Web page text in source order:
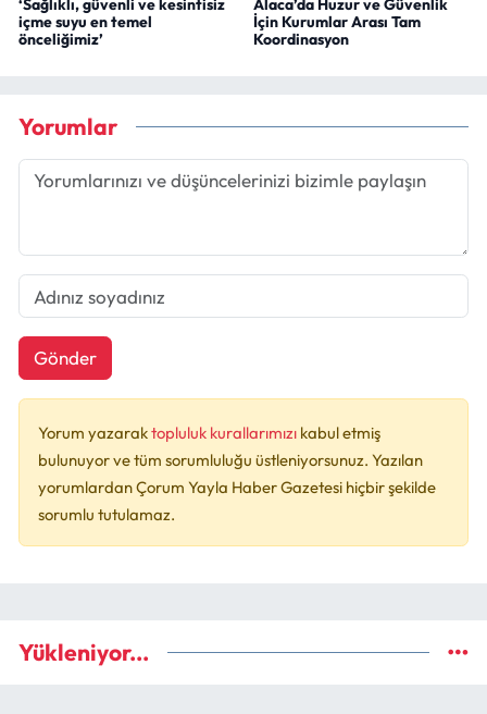
‘Sağlıklı, güvenli ve kesintisiz
içme suyu en temel
önceliğimiz’
Alaca’da Huzur ve Güvenlik
İçin Kurumlar Arası Tam
Koordinasyon
Yorumlar
Gönder
Yorum yazaraktopluluk kurallarımızı kabul etmiş
bulunuyor ve tüm sorumluluğu üstleniyorsunuz. Yazılan
yorumlardan Çorum Yayla Haber Gazetesi hiçbir şekilde
sorumlu tutulamaz.
Yükleniyor...